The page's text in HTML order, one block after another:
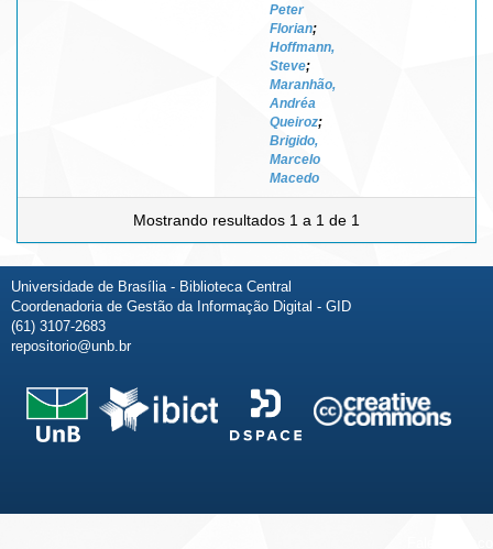
Peter
Florian;
Hoffmann,
Steve;
Maranhão,
Andréa
Queiroz;
Brigido,
Marcelo
Macedo
Mostrando resultados 1 a 1 de 1
Universidade de Brasília - Biblioteca Central
Coordenadoria de Gestão da Informação Digital - GID
(61) 3107-2683
repositorio@unb.br